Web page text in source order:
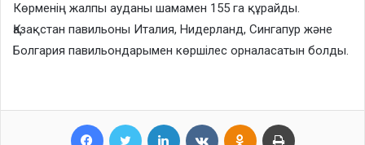
Көрменің жалпы ауданы шамамен 155 га құрайды.
Қазақстан павильоны Италия, Нидерланд, Сингапур және
Болгария павильондарымен көршілес орналасатын болды.
Facebook Twitter LinkedIn VKontakteOdnoklassniki